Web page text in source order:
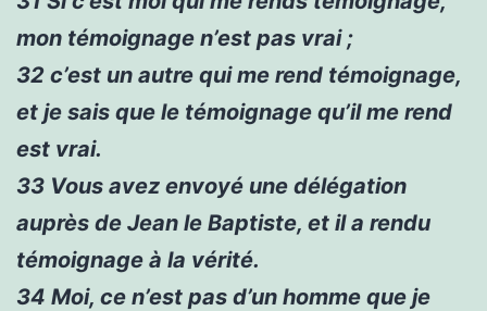
mon témoignage n’est pas vrai ;
32 c’est un autre qui me rend témoignage,
et je sais que le témoignage qu’il me rend
est vrai.
33 Vous avez envoyé une délégation
auprès de Jean le Baptiste, et il a rendu
témoignage à la vérité.
34 Moi, ce n’est pas d’un homme que je